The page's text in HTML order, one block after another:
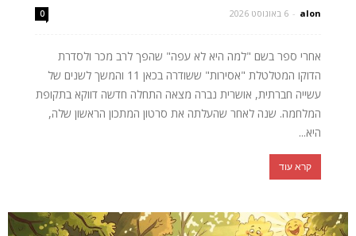
alon
- 6 באוגוסט 2026 0
אחרי ספר בשם "למה היא לא עפה" שהפך לרב מכר ולסדרת
הדוקו המטלטלת "אסירות" ששודרה בכאן 11 והמשך לשנים של
עשייה חברתית, אושרית נברה מצאה התחלה חדשה דווקא בתקופת
המלחמה. שנה לאחר שהעלתה את סרטון המתכון הראשון שלה,
היא...
קרא עוד